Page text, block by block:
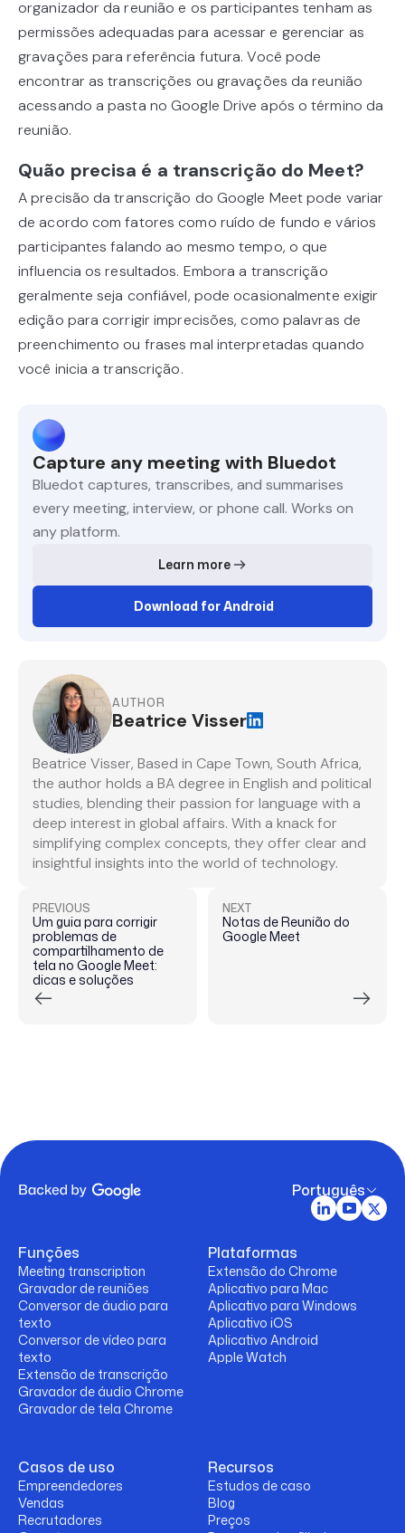
organizador da reunião e os participantes tenham as
permissões adequadas para acessar e gerenciar as
gravações para referência futura. Você pode
encontrar as transcrições ou gravações da reunião
acessando a pasta no Google Drive após o término da
reunião.
Quão precisa é a transcrição do Meet?
A precisão da transcrição do Google Meet pode variar
de acordo com fatores como ruído de fundo e vários
participantes falando ao mesmo tempo, o que
influencia os resultados. Embora a transcrição
geralmente seja confiável, pode ocasionalmente exigir
edição para corrigir imprecisões, como palavras de
preenchimento ou frases mal interpretadas quando
você inicia a transcrição.
Capture any meeting with Bluedot
Bluedot captures, transcribes, and summarises
every meeting, interview, or phone call. Works on
any platform.
Learn more
Download for Android
AUTHOR
Beatrice Visser
Beatrice Visser, Based in Cape Town, South Africa,
the author holds a BA degree in English and political
studies, blending their passion for language with a
deep interest in global affairs. With a knack for
simplifying complex concepts, they offer clear and
insightful insights into the world of technology.
PREVIOUS
Um guia para corrigir
problemas de
compartilhamento de
tela no Google Meet:
dicas e soluções
NEXT
Notas de Reunião do
Google Meet
Português
Funções
Meeting transcription
Gravador de reuniões
Conversor de áudio para
texto
Conversor de vídeo para
texto
Extensão de transcrição
Gravador de áudio Chrome
Gravador de tela Chrome
Plataformas
Extensão do Chrome
Aplicativo para Mac
Aplicativo para Windows
Aplicativo iOS
Aplicativo Android
Apple Watch
Casos de uso
Empreendedores
Vendas
Recrutadores
Recursos
Estudos de caso
Blog
Preços